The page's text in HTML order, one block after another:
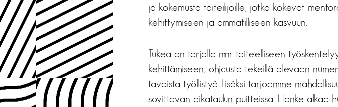
ja kokemusta taiteilijoille, jotka kokevat
kehittymiseen ja ammatilliseen kasvuun.
Tukea on tarjolla mm. taiteelliseen
kehittämiseen, ohjausta tekeillä olevaan
tavoista työllistyä. Lisäksi tarjoamme
sovittavan aikataulun puitteissa. Hanke alkaa